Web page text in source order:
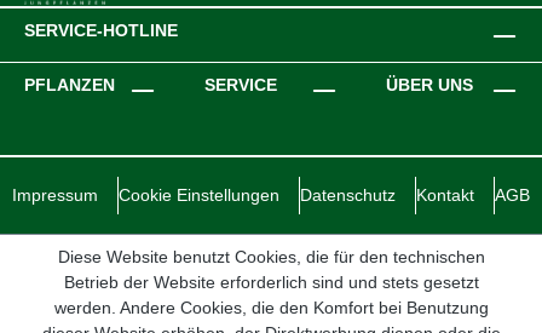
SERVICE-HOTLINE
PFLANZEN SERVICE ÜBER UNS
Impressum Cookie Einstellungen Datenschutz Kontakt AGB
Diese Website benutzt Cookies, die für den technischen
Betrieb der Website erforderlich sind und stets gesetzt
werden. Andere Cookies, die den Komfort bei Benutzung